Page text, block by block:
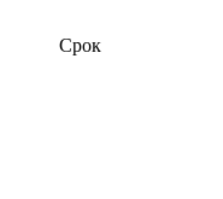
Срок